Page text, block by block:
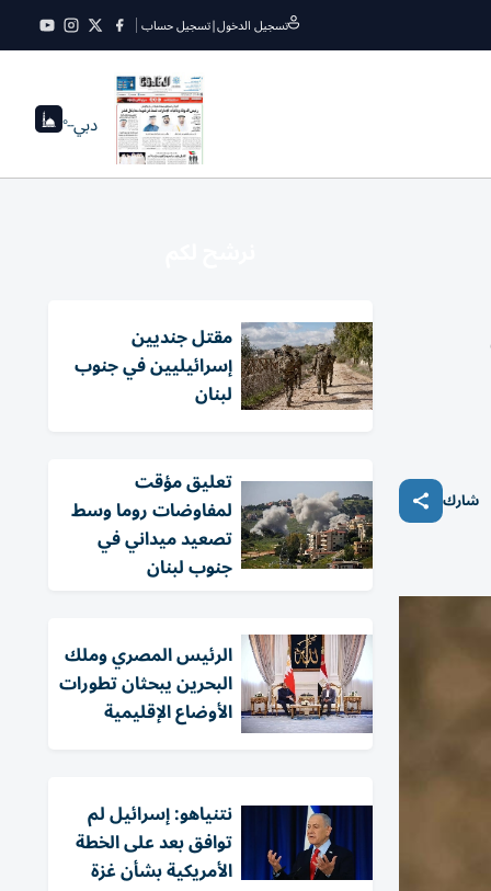
تسجيل الدخول|تسجيل حساب
دبي--°
شارك
مقتل جنديين
إسرائيليين في جنوب
لبنان
تعليق مؤقت
لمفاوضات روما وسط
تصعيد ميداني في
جنوب لبنان
الرئيس المصري وملك
البحرين يبحثان تطورات
الأوضاع الإقليمية
نتنياهو: إسرائيل لم
توافق بعد على الخطة
الأمريكية بشأن غزة